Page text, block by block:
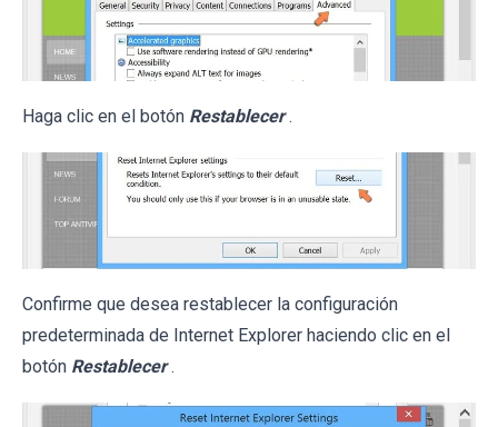
Haga clic en el botón Restablecer .
Confirme que desea restablecer la configuración
predeterminada de Internet Explorer haciendo clic en el
botón Restablecer .